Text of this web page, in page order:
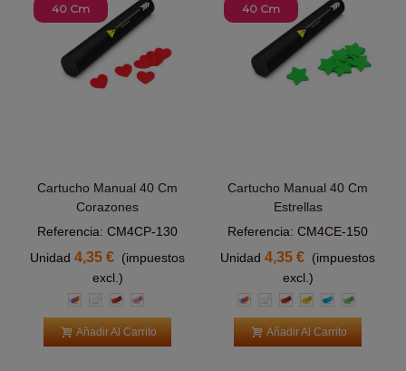
40 Cm
Cartucho Manual 40 Cm
Corazones
Referencia: CM4CP-130
Unidad4,35 € (impuestos
excl.)
Multicolor
Blanco
RojoRosa
Añadir Al Carrito
40 Cm
Cartucho Manual 40 Cm
Estrellas
Referencia: CM4CE-150
Unidad4,35 € (impuestos
excl.)
Multicolor
Blanco
RojoAmarillo
AzulVerde
Añadir Al Carrito